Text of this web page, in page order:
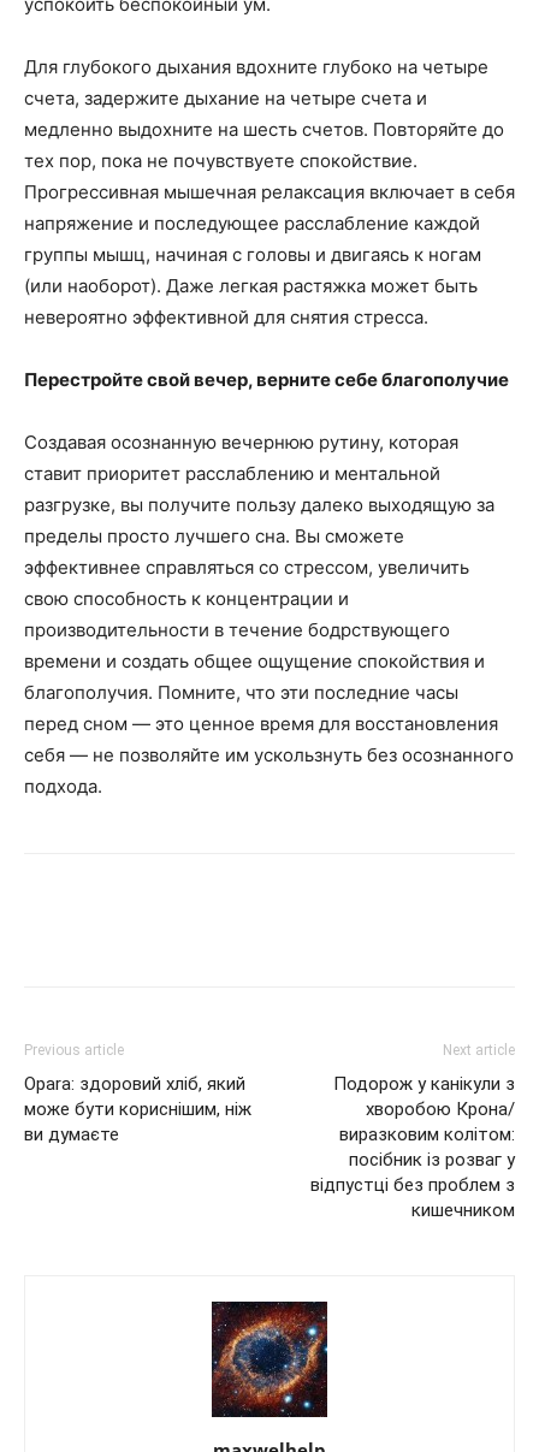
Для глубокого дыхания вдохните глубоко на четыре
счета, задержите дыхание на четыре счета и
медленно выдохните на шесть счетов. Повторяйте до
тех пор, пока не почувствуете спокойствие.
Прогрессивная мышечная релаксация включает в себя
напряжение и последующее расслабление каждой
группы мышц, начиная с головы и двигаясь к ногам
(или наоборот). Даже легкая растяжка может быть
невероятно эффективной для снятия стресса.
Перестройте свой вечер, верните себе благополучие
Создавая осознанную вечернюю рутину, которая
ставит приоритет расслаблению и ментальной
разгрузке, вы получите пользу далеко выходящую за
пределы просто лучшего сна. Вы сможете
эффективнее справляться со стрессом, увеличить
свою способность к концентрации и
производительности в течение бодрствующего
времени и создать общее ощущение спокойствия и
благополучия. Помните, что эти последние часы
перед сном — это ценное время для восстановления
себя — не позволяйте им ускользнуть без осознанного
подхода.
Previous article
Opara: здоровий хліб, який
може бути кориснішим, ніж
ви думаєте
Next article
Подорож у канікули з
хворобою Крона/
виразковим колітом:
посібник із розваг у
відпустці без проблем з
кишечником